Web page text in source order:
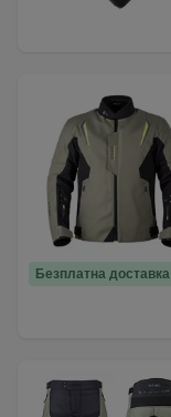
Безплатна доставка